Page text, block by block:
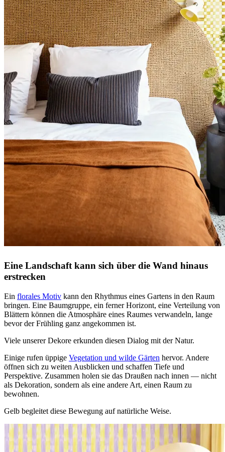
Eine Landschaft kann sich über die Wand hinaus
erstrecken
Ein florales Motiv kann den Rhythmus eines Gartens in den Raum
bringen. Eine Baumgruppe, ein ferner Horizont, eine Verteilung von
Blättern können die Atmosphäre eines Raumes verwandeln, lange
bevor der Frühling ganz angekommen ist.
Viele unserer Dekore erkunden diesen Dialog mit der Natur.
Einige rufen üppige Vegetation und wilde Gärten hervor. Andere
öffnen sich zu weiten Ausblicken und schaffen Tiefe und
Perspektive. Zusammen holen sie das Draußen nach innen — nicht
als Dekoration, sondern als eine andere Art, einen Raum zu
bewohnen.
Gelb begleitet diese Bewegung auf natürliche Weise.